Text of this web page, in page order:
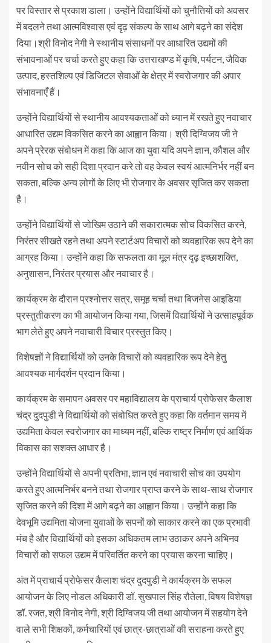
पर विस्तार से प्रकाश डाला। उन्होंने विद्यार्थियों को चुनौतियों को अवसर
में बदलने तथा आत्मविश्वास एवं दृढ़ संकल्प के साथ आगे बढ़ने का संदेश
दिया।श्री विनोद नेगी ने स्थानीय संसाधनों पर आधारित उद्यमों की
संभावनाओं पर चर्चा करते हुए कहा कि उत्तराखण्ड में कृषि, पर्यटन, जैविक
उत्पाद, हस्तशिल्प एवं डिजिटल सेवाओं के क्षेत्र में स्वरोजगार की अपार
संभावनाएँ हैं।
उन्होंने विद्यार्थियों से स्थानीय आवश्यकताओं को ध्यान में रखते हुए नवाचार
आधारित उद्यम विकसित करने का आह्वान किया। श्री दिग्विजय जी ने
अपने प्रेरक संबोधन में कहा कि आज का युवा यदि अपने ज्ञान, कौशल और
नवीन सोच को सही दिशा प्रदान करे तो वह केवल स्वयं आत्मनिर्भर नहीं बन
सकता, बल्कि अन्य लोगों के लिए भी रोजगार के अवसर सृजित कर सकता
है।
उन्होंने विद्यार्थियों से जोखिम उठाने की सकारात्मक सोच विकसित करने,
निरंतर सीखते रहने तथा अपने स्टार्टअप विचारों को व्यवहारिक रूप देने का
आग्रह किया। उन्होंने कहा कि सफलता का मूल मंत्र दृढ़ इच्छाशक्ति,
अनुशासन, निरंतर प्रयास और नवाचार है।
कार्यक्रम के दौरान प्रश्नोत्तर सत्र, समूह चर्चा तथा बिजनेस आइडिया
प्रस्तुतीकरण का भी आयोजन किया गया, जिसमें विद्यार्थियों ने उत्साहपूर्वक
भाग लेते हुए अपने नवाचारी विचार प्रस्तुत किए।
विशेषज्ञों ने विद्यार्थियों को उनके विचारों को व्यवहारिक रूप देने हेतु
आवश्यक मार्गदर्शन प्रदान किया।
कार्यक्रम के समापन अवसर पर महाविद्यालय के प्राचार्य प्रोफेसर कैलाश
चंद्र दुदपुडी ने विद्यार्थियों को संबोधित करते हुए कहा कि वर्तमान समय में
उद्यमिता केवल स्वरोजगार का माध्यम नहीं, बल्कि राष्ट्र निर्माण एवं आर्थिक
विकास का सशक्त आधार है।
उन्होंने विद्यार्थियों से अपनी प्रतिभा, ज्ञान एवं नवाचारी सोच का उपयोग
करते हुए आत्मनिर्भर बनने तथा रोजगार प्राप्त करने के साथ-साथ रोजगार
सृजित करने की दिशा में आगे बढ़ने का आह्वान किया। उन्होंने कहा कि
देवभूमि उद्यमिता योजना युवाओं के सपनों को साकार करने का एक प्रभावी
मंच है और विद्यार्थियों को इसका अधिकतम लाभ उठाकर अपने अभिनव
विचारों को सफल उद्यम में परिवर्तित करने का प्रयास करना चाहिए।
अंत में प्राचार्य प्रोफेसर कैलाश चंद्र दुदपुडी ने कार्यक्रम के सफल
आयोजन के लिए नोडल अधिकारी डॉ. सुखपाल सिंह रौतेला, विषय विशेषज्ञ
डॉ. रजत, श्री विनोद नेगी, श्री दिग्विजय जी तथा आयोजन में सहयोग देने
वाले सभी शिक्षकों, कर्मचारियों एवं छात्र-छात्राओं की सराहना करते हुए